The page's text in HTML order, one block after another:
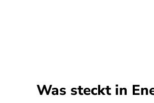
Was steckt in